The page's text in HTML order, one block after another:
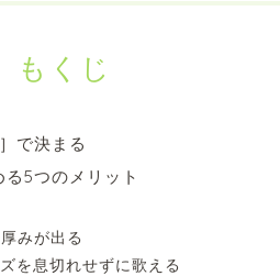
もくじ
で決まる
5つのメリット
みが出る
を息切れせずに歌える